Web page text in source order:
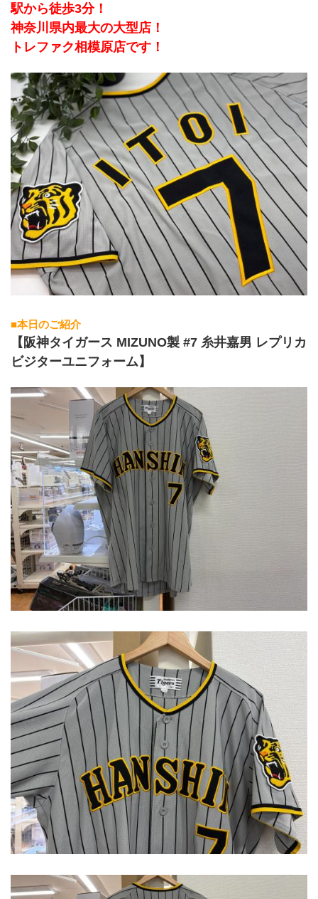
駅から徒歩3分！
神奈川県内最大の大型店！
トレファク相模原店です！
■本日のご紹介
【阪神タイガース MIZUNO製 #7 糸井嘉男 レプリカ
ビジターユニフォーム】